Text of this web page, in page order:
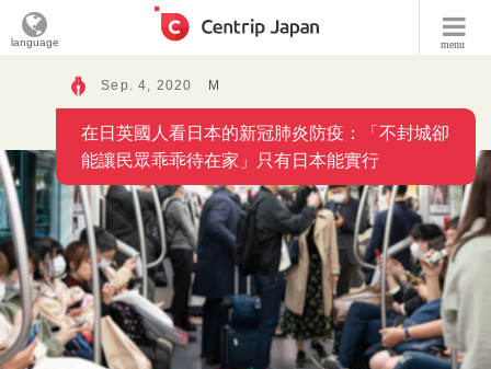
menu
language
Sep. 4, 2020 M
在日英國人看日本的新冠肺炎防疫：「不封城卻
能讓民眾乖乖待在家」只有日本能實行